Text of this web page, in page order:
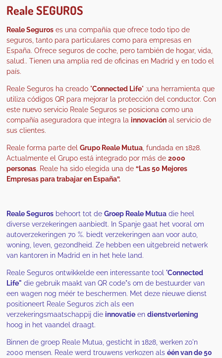
Reale SEGUROS
Reale Seguroses una compañía que ofrece todo tipo de
seguros, tanto para particulares como para empresas en
España. Ofrece seguros de coche, pero también de hogar, vida,
salud.. Tienen una amplia red de oficinas en Madrid y en todo el
país.
Reale Seguros ha creado "Connected Life" :una herramienta que
utiliza códigos QR para mejorar la protección del conductor. Con
este nuevo servicio Reale Seguros se posiciona como una
compañía aseguradora que integra la innovaciónal servicio de
sus clientes.
Reale forma parte del Grupo Reale Mutua, fundada en 1828.
Actualmente el Grupo está integrado por más de 2000
personas. Reale ha sido elegida una de “Las 50 Mejores
Empresas para trabajar en España”.
Reale Segurosbehoort tot de Groep Reale Mutuadie heel
diverse verzekeringen aanbiedt. In Spanje gaat het vooral om
autoverzekeringen 70 %. biedt verzekeringen aan voor auto,
woning, leven, gezondheid. Ze hebben een uitgebreid netwerk
van kantoren in Madrid en in het hele land.
Reale Seguros ontwikkelde een interessante tool 'Connected
Life" die gebruik maakt van QR code"s om de bestuurder van
een wagen nog méér te beschermen. Met deze nieuwe dienst
positioneert Reale Seguros zich als een
verzekeringsmaatschappij die innovatieen dienstverlening
hoog in het vaandel draagt.
Binnen de groep Reale Mutua, gesticht in 1828, werken zo'n
2000 mensen. Reale werd trouwens verkozen als één van de 50